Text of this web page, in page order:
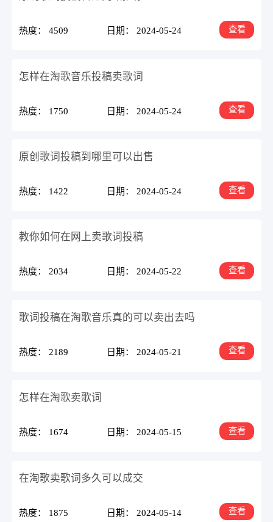
热度： 4509 日期： 2024-05-24 查看
怎样在淘歌音乐投稿卖歌词
热度： 1750 日期： 2024-05-24 查看
原创歌词投稿到哪里可以出售
热度： 1422 日期： 2024-05-24 查看
教你如何在网上卖歌词投稿
热度： 2034 日期： 2024-05-22 查看
歌词投稿在淘歌音乐真的可以卖出去吗
热度： 2189 日期： 2024-05-21 查看
怎样在淘歌卖歌词
热度： 1674 日期： 2024-05-15 查看
在淘歌卖歌词多久可以成交
热度： 1875 日期： 2024-05-14 查看